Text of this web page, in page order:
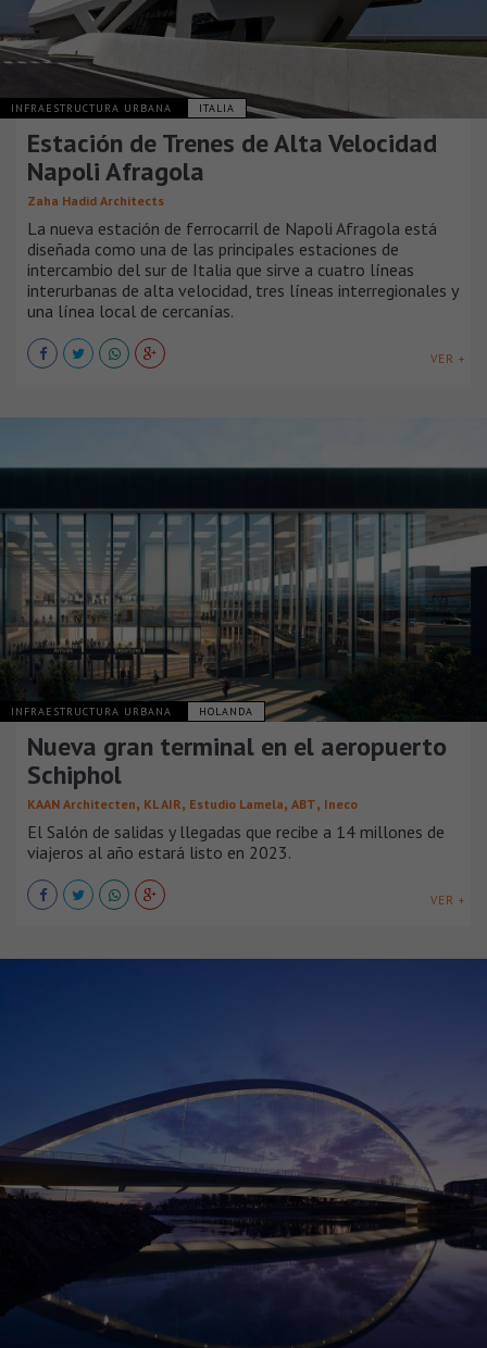
INFRAESTRUCTURA URBANA ITALIA
Estación de Trenes de Alta Velocidad
Napoli Afragola
Zaha Hadid Architects
La nueva estación de ferrocarril de Napoli Afragola está
diseñada como una de las principales estaciones de
intercambio del sur de Italia que sirve a cuatro líneas
interurbanas de alta velocidad, tres líneas interregionales y
una línea local de cercanías.
VER +
INFRAESTRUCTURA URBANA HOLANDA
Nueva gran terminal en el aeropuerto
Schiphol
KAAN Architecten, KL AIR, Estudio Lamela, ABT, Ineco
El Salón de salidas y llegadas que recibe a 14 millones de
viajeros al año estará listo en 2023.
VER +